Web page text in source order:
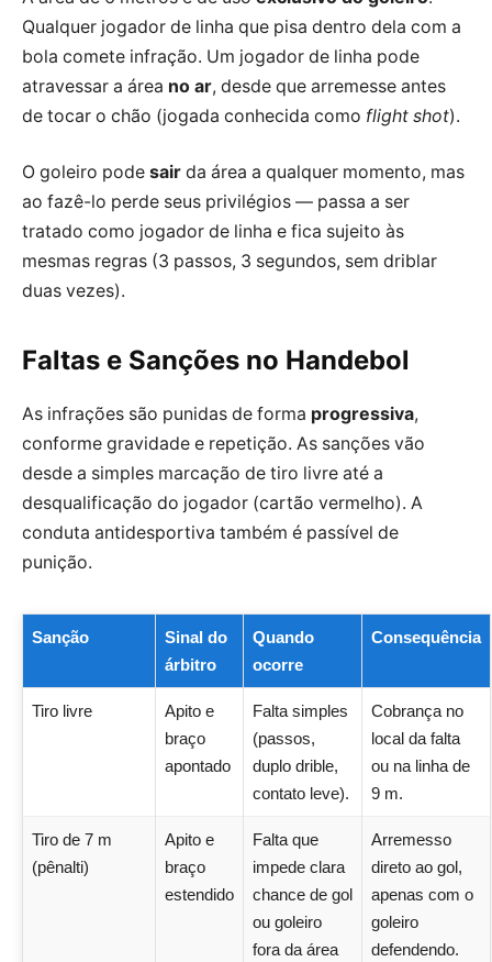
Qualquer jogador de linha que pisa dentro dela com a
bola comete infração. Um jogador de linha pode
atravessar a área no ar, desde que arremesse antes
de tocar o chão (jogada conhecida como flight shot).
O goleiro pode sair da área a qualquer momento, mas
ao fazê-lo perde seus privilégios — passa a ser
tratado como jogador de linha e fica sujeito às
mesmas regras (3 passos, 3 segundos, sem driblar
duas vezes).
Faltas e Sanções no Handebol
As infrações são punidas de forma progressiva,
conforme gravidade e repetição. As sanções vão
desde a simples marcação de tiro livre até a
desqualificação do jogador (cartão vermelho). A
conduta antidesportiva também é passível de
punição.
Sanção
Sinal do
árbitro
Quando
ocorre
Consequência
Tiro livre
Apito e
braço
apontado
Falta simples
(passos,
duplo drible,
contato leve).
Cobrança no
local da falta
ou na linha de
9 m.
Tiro de 7 m
(pênalti)
Apito e
braço
estendido
Falta que
impede clara
chance de gol
ou goleiro
fora da área
Arremesso
direto ao gol,
apenas com o
goleiro
defendendo.